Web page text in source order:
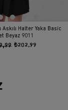
Askılı Halter Yaka Basic
Beyaz 9011
₺202,99